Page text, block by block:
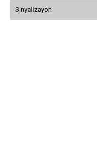
Sinyalizayon